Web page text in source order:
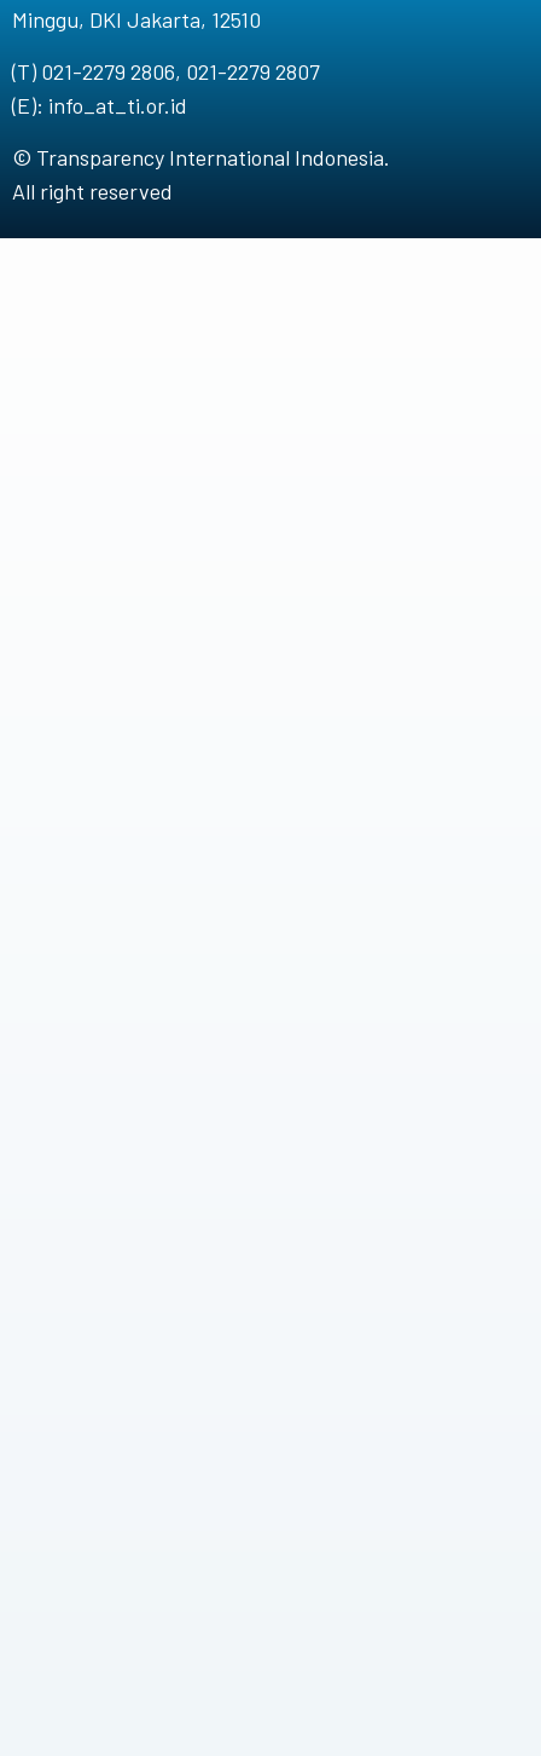
Minggu, DKI Jakarta, 12510
(T) 021-2279 2806, 021-2279 2807
(E): info_at_ti.or.id
© Transparency International Indonesia.
All right reserved